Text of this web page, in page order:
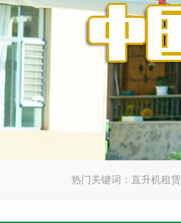
热门关键词： 直升机租赁